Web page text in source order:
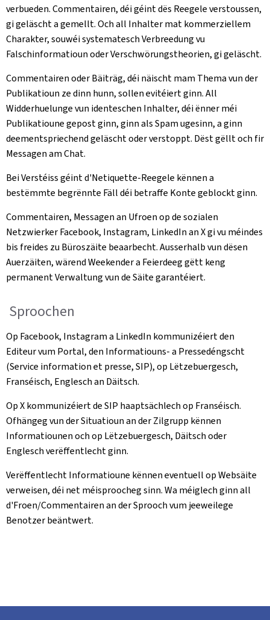
verbueden. Commentairen, déi géint dës Reegele verstoussen,
gi geläscht a gemellt. Och all Inhalter mat kommerziellem
Charakter, souwéi systematesch Verbreedung vu
Falschinformatioun oder Verschwörungstheorien, gi geläscht.
Commentairen oder Bäiträg, déi näischt mam Thema vun der
Publikatioun ze dinn hunn, sollen evitéiert ginn. All
Widderhuelunge vun identeschen Inhalter, déi ënner méi
Publikatioune gepost ginn, ginn als Spam ugesinn, a ginn
deementspriechend geläscht oder verstoppt. Dëst gëllt och fir
Messagen am Chat.
Bei Verstéiss géint d'Netiquette-Reegele kënnen a
bestëmmte begrënnte Fäll déi betraffe Konte geblockt ginn.
Commentairen, Messagen an Ufroen op de sozialen
Netzwierker Facebook, Instagram, LinkedIn an X gi vu méindes
bis freides zu Büroszäite beaarbecht. Ausserhalb vun dësen
Auerzäiten, wärend Weekender a Feierdeeg gëtt keng
permanent Verwaltung vun de Säite garantéiert.
Sproochen
Op Facebook, Instagram a LinkedIn kommunizéiert den
Editeur vum Portal, den Informatiouns- a Pressedéngscht
(Service information et presse, SIP), op Lëtzebuergesch,
Franséisch, Englesch an Däitsch.
Op X kommunizéiert de SIP haaptsächlech op Franséisch.
Ofhängeg vun der Situatioun an der Zilgrupp kënnen
Informatiounen och op Lëtzebuergesch, Däitsch oder
Englesch verëffentlecht ginn.
Verëffentlecht Informatioune kënnen eventuell op Websäite
verweisen, déi net méisproocheg sinn. Wa méiglech ginn all
d'Froen/Commentairen an der Sprooch vum jeeweilege
Benotzer beäntwert.